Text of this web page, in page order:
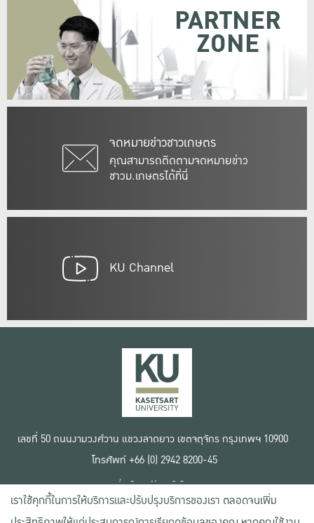
จดหมายข่าวชาวเกษตร
คุณสามารถติดตามจดหมายข่าว
ชาวม.เกษตรได้ที่นี่
PARTNER
ZONE
KU Channel
เลขที่ 50 ถนนงามวงศ์วาน แขวงลาดยาว เขตจตุจักร กรุงเทพฯ 10900
โทรศัพท์ +66 (0) 2942 8200-45
เงื่อนไขการใช้งานเว็บไซต์
ข้อตกลงด้านสิทธิ์ใช้งาน
นโยบายความเป็นส่วนตัว
เราใช้คุกกี้ในการให้บริการและปรับปรุงบริการของเรา ตลอดจนเพิ่ม